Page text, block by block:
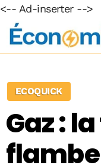
<-- Ad-inserter -->
ECOQUICK
Gaz :